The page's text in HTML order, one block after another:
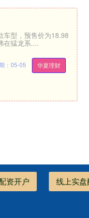
车型，预售价为18.98
在猛龙系....
华夏理财
：05-05
资开户 线上实